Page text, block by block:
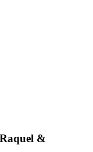
&